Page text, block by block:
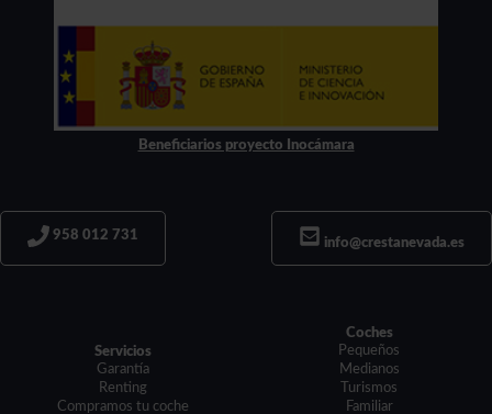
Beneficiarios proyecto Inocámara
958 012 731
info@crestanevada.es
Servicios
Garantía
Renting
Compramos tu coche
Coches
Pequeños
Medianos
Turismos
Familiar